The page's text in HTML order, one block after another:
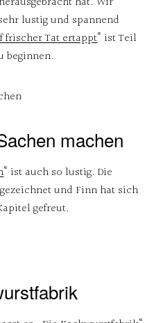
lustig und spannend
frischer Tat ertappt“ ist Teil
beginnen.
machen
“ ist auch so lustig. Die
und Finn hat sich
gefreut.